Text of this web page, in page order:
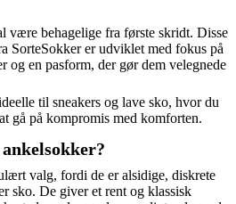
være behagelige fra første skridt. Disse
SorteSokker er udviklet med fokus på
og en pasform, der gør dem velegnede
til sneakers og lave sko, hvor du
gå på kompromis med komforten.
valg, fordi de er alsidige, diskrete
sko. De giver et rent og klassisk